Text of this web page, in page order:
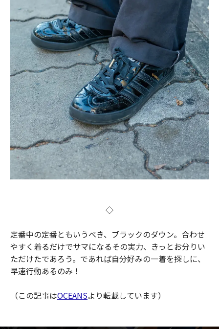
◇
定番中の定番ともいうべき、ブラックのダウン。合わせ
やすく着るだけでサマになるその実力、きっとお分りい
ただけたであろう。であれば自分好みの一着を探しに、
早速行動あるのみ！
（この記事はOCEANSより転載しています）